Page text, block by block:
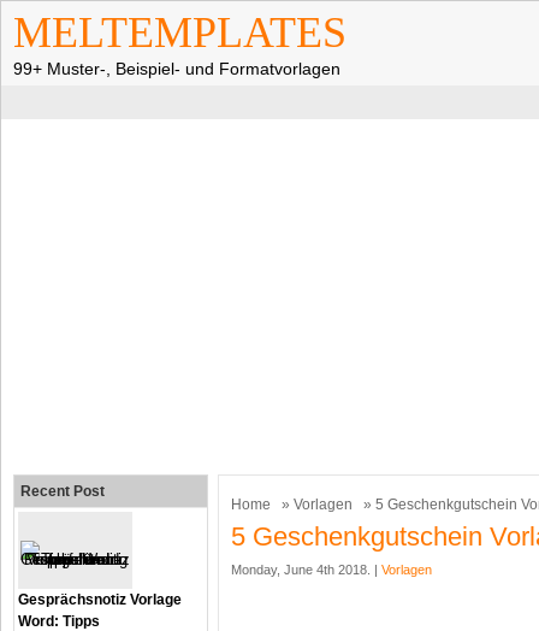
MELTEMPLATES
99+ Muster-, Beispiel- und Formatvorlagen
Home » Vorlagen » 5 Geschenkgutschein
5 Geschenkgutschein
Monday, June 4th 2018. | Vorlagen
Recent Post
Gesprächsnotiz Vorlage
Word: Tipps